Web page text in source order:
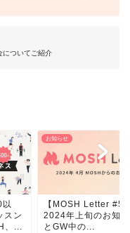
についてご紹介
以
スン
、...
お知らせ
【MOSH Letter #5
2024年上旬のお知
とGW中の...